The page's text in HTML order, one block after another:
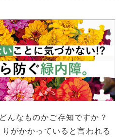
んなものかご存知ですか？
がかかっていると言われる